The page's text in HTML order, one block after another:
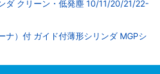
ダ クリーン・低発塵 10/11/20/21/22-
ナ）付 ガイド付薄形シリンダ MGPシ